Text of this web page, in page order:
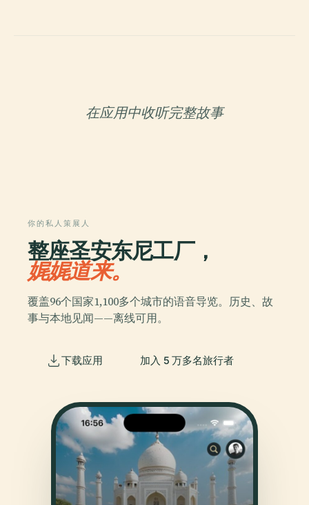
在应用中收听完整故事
你的私人策展人
整座圣安东尼工厂，
娓娓道来。
覆盖96个国家1,100多个城市的语音导览。历史、故
事与本地见闻——离线可用。
下载应用 加入 5 万多名旅行者